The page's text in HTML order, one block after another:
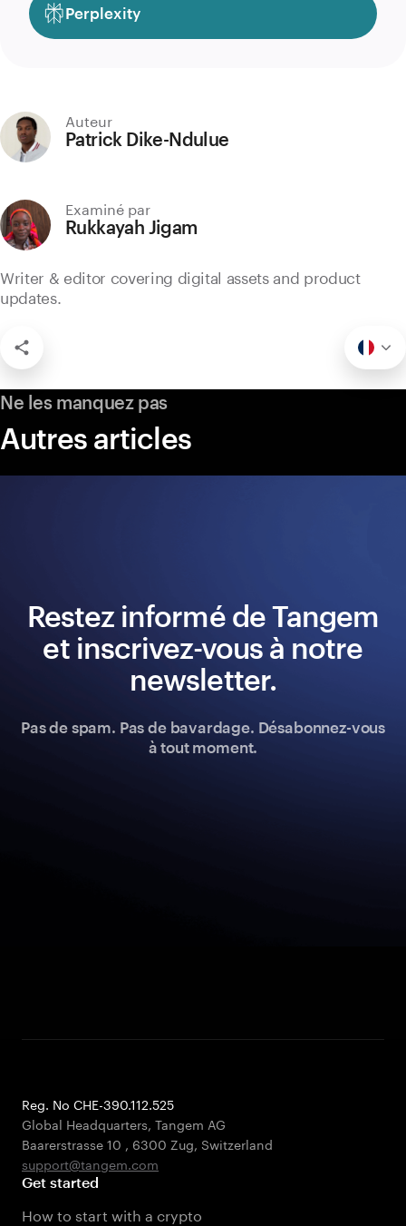
Perplexity
Auteur
Patrick Dike-Ndulue
Examiné par
Rukkayah Jigam
Writer & editor covering digital assets and product
updates.
Ne les manquez pas
Autres articles
Restez informé de Tangem
et inscrivez-vous à notre
newsletter.
Pas de spam. Pas de bavardage. Désabonnez-vous
à tout moment.
Reg. No CHE-390.112.525
Global Headquarters, Tangem AG
Baarerstrasse 10 , 6300 Zug, Switzerland
support@tangem.com
Get started
How to start with a crypto